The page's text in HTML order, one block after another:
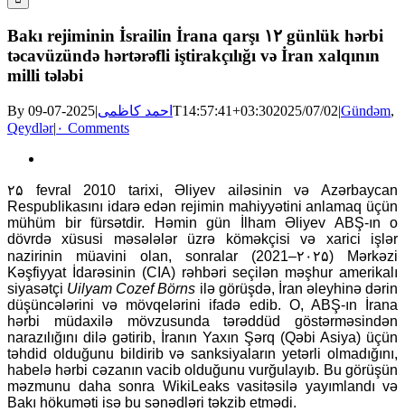
Bakı rejiminin İsrailin İrana qarşı ۱۲ günlük hərbi
təcavüzündə hərtərəfli iştirakçılığı və İran xalqının
milli tələbi
By احمد کاظمی| 2025-07-09T14:57:41+03:302025/07/02|Gündəm,
Qeydlər| ۰ Comments
Image
۲۵ fevral 2010 tarixi, Əliyev ailəsinin və Azərbaycan
Respublikasını idarə edən rejimin mahiyyətini anlamaq üçün
mühüm bir fürsətdir. Həmin gün İlham Əliyev ABŞ-ın o
dövrdə xüsusi məsələlər üzrə köməkçisi və xarici işlər
nazirinin müavini olan, sonralar (2021–۲۰۲۵) Mərkəzi
Kəşfiyyat İdarəsinin (CIA) rəhbəri seçilən məşhur amerikalı
siyasətçi Uilyam Cozef Börns ilə görüşdə, İran əleyhinə dərin
düşüncələrini və mövqelərini ifadə edib. O, ABŞ-ın İrana
hərbi müdaxilə mövzusunda tərəddüd göstərməsindən
narazılığını dilə gətirib, İranın Yaxın Şərq (Qəbi Asiya) üçün
təhdid olduğunu bildirib və sanksiyaların yetərli olmadığını,
habelə hərbi cəzanın vacib olduğunu vurğulayıb. Bu görüşün
məzmunu daha sonra WikiLeaks vasitəsilə yayımlandı və
Bakı hökuməti isə bu sənədləri təkzib etmədi.